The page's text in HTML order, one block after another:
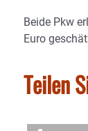
Beide Pkw
Euro
Teilen